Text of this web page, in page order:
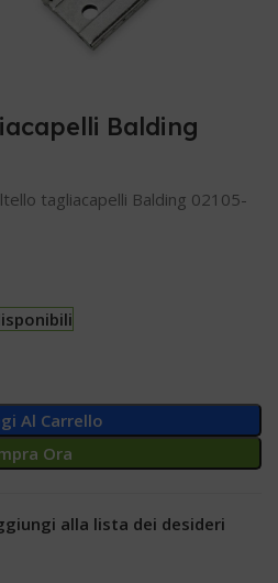
Balding
tagliacapelli Balding 02105-
Al Carrello
Ora
alla lista dei desideri